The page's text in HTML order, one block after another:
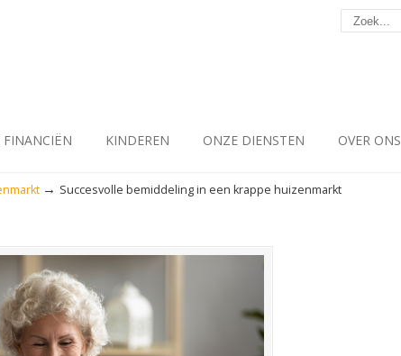
FINANCIËN KINDEREN ONZE DIENSTEN OVER ONS
→ Succesvolle bemiddeling in een krappe huizenmarkt